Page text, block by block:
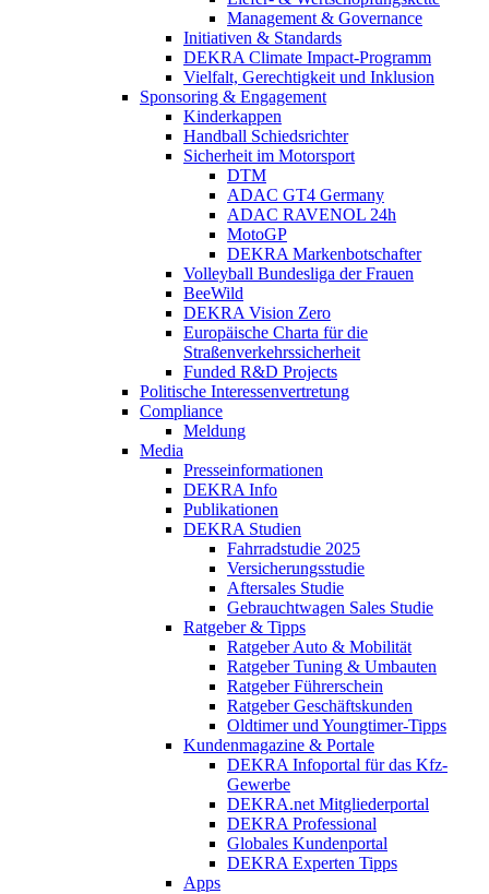
Management & Governance
Initiativen & Standards
DEKRA Climate Impact-Programm
Vielfalt, Gerechtigkeit und Inklusion​
Sponsoring & Engagement
Kinderkappen
Handball Schiedsrichter
Sicherheit im Motorsport
DTM
ADAC GT4 Germany
ADAC RAVENOL 24h
MotoGP
DEKRA Markenbotschafter
Volleyball Bundesliga der Frauen
BeeWild
DEKRA Vision Zero
Europäische Charta für die
Straßenverkehrssicherheit
Funded R&D Projects
Politische Interessenvertretung
Compliance
Meldung
Media
Presseinformationen
DEKRA Info
Publikationen
DEKRA Studien
Fahrradstudie 2025
Versicherungsstudie
Aftersales Studie
Gebrauchtwagen Sales Studie
Ratgeber & Tipps
Ratgeber Auto & Mobilität
Ratgeber Tuning & Umbauten
Ratgeber Führerschein
Ratgeber Geschäftskunden
Oldtimer und Youngtimer-Tipps
Kundenmagazine & Portale
DEKRA Infoportal für das Kfz-
Gewerbe
DEKRA.net Mitgliederportal
DEKRA Professional
Globales Kundenportal
DEKRA Experten Tipps
Apps